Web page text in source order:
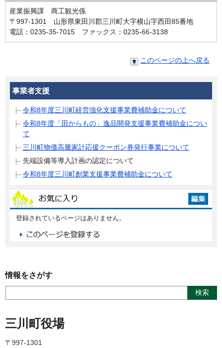
産業振興課 商工観光係
〒997-1301 山形県東田川郡三川町大字横山字西田85番地
電話：0235-35-7015 ファックス：0235-66-3138
このページの上へ戻る
事業者支援
令和8年度三川町経営強化支援事業費補助金について
令和8年度「田からもの」逸品開発支援事業費補助金につい
て
三川町物価高騰家計応援クーポン券発行事業について
先端設備等導入計画の認定について
令和8年度三川町創業支援事業費補助金について
登録されているページはありません。
情報をさがす
三川町役場
〒997-1301